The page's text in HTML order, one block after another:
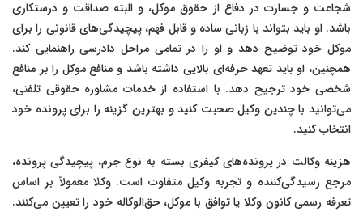
شجاعت و جسارت در دفاع از حقوق موکل، و البته صداقت و درستکاری
باشد. او باید بتواند با زبانی ساده و قابل فهم، پیچیدگی‌های قانونی را برای
موکل خود توضیح دهد و او را در تمامی مراحل دادرسی راهنمایی کند.
همچنین، او باید تعهد حرفه‌ای بالایی داشته باشد و منافع موکل را بر منافع
شخصی خود ترجیح دهد. با استفاده از خدمات مشاوره حقوقی تلفنی،
می‌توانید با چندین وکیل صحبت کنید و بهترین گزینه را برای پرونده خود
انتخاب کنید.
هزینه وکالت در پرونده‌های کیفری بسته به نوع جرم، پیچیدگی پرونده،
مرجع رسیدگی‌کننده و تجربه وکیل متفاوت است. وکلا معمولاً بر اساس
تعرفه رسمی کانون وکلا یا توافق با موکل، حق‌الوکاله خود را تعیین می‌کنند.